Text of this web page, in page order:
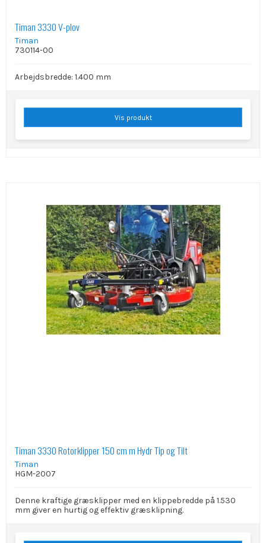
Timan 3330 V-plov
Timan
730114-00
Arbejdsbredde: 1.400 mm
Vis produkt
Timan 3330 Rotorklipper 150 cm m Hydr Tip og Tilt
Timan
HGM-2007
Denne kraftige græsklipper med en klippebredde på 1.530
mm giver en hurtig og effektiv græsklipning.